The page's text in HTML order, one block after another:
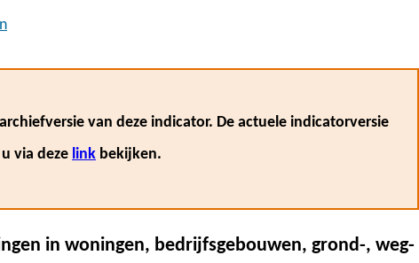
van deze indicator. De actuele indicatorversie
via deze link bekijken.
in woningen, bedrijfsgebouwen, grond-, weg-